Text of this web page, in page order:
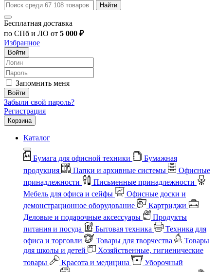
Найти
Бесплатная доставка
по СПб и ЛО от 5 000 ₽
Избранное
Войти
Запомнить меня
Войти
Забыли свой пароль?
Регистрация
Корзина
Каталог
Бумага для офисной техники
Бумажная
продукция
Папки и архивные системы
Офисные
принадлежности
Письменные принадлежности
Мебель для офиса и сейфы
Офисные доски и
демонстрационное оборудование
Картриджи
Деловые и подарочные аксессуары
Продукты
питания и посуда
Бытовая техника
Техника для
офиса и торговли
Товары для творчества
Товары
для школы и детей
Хозяйственные, гигиенические
товары
Красота и медицина
Уборочный